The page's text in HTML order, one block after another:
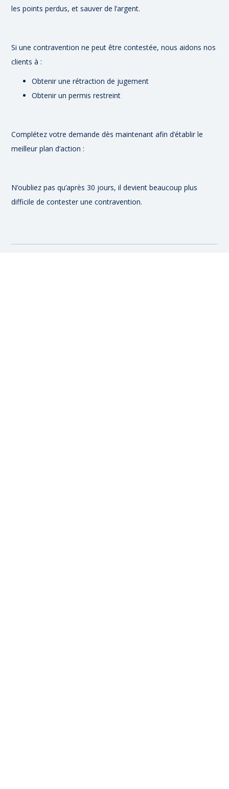
les points perdus, et sauver de l’argent.
Si une contravention ne peut être contestée, nous aidons nos
clients à :
Obtenir une rétraction de jugement
Obtenir un permis restreint
Complétez votre demande dès maintenant afin d’établir le
meilleur plan d’action :
N’oubliez pas qu’après 30 jours, il devient beaucoup plus
difficile de contester une contravention.